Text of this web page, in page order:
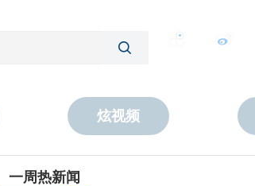
炫视频
一周热新闻